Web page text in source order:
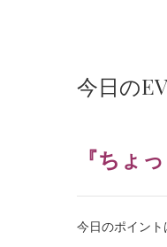
今日の
『ち
今日のポイント